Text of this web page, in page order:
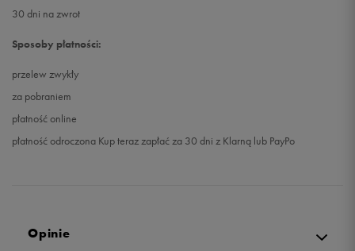
30 dni na zwrot
Sposoby płatności:
przelew zwykły
za pobraniem
płatność online
płatność odroczona Kup teraz zapłać za 30 dni z Klarną lub PayPo
Opinie